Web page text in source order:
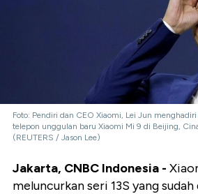
Foto: Pendiri dan CEO Xiaomi, Lei Jun
telepon unggulan baru Xiaomi Mi 9 di Beijing,
(REUTERS / Jason Lee)
Jakarta, CNBC Indonesia -
meluncurkan seri 13S yang